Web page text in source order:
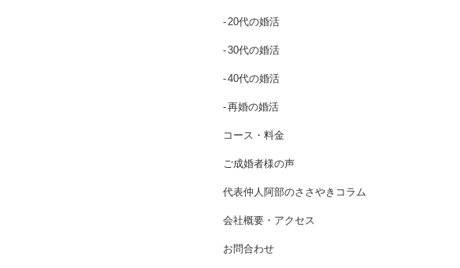
20代の婚活
30代の婚活
40代の婚活
再婚の婚活
コース・料金
ご成婚者様の声
代表仲人阿部のささやきコラム
会社概要・アクセス
お問合わせ